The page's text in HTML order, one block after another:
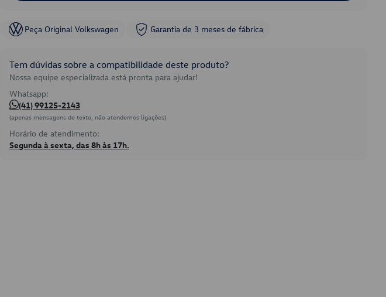
Peça Original Volkswagen Garantia de 3 meses de fábrica
Tem dúvidas sobre a compatibilidade deste produto?
Nossa equipe especializada está pronta para ajudar!
Whatsapp:
(41) 99125-2143
(apenas mensagens de texto, não atendemos ligações)
Horário de atendimento:
Segunda à sexta, das 8h às 17h.